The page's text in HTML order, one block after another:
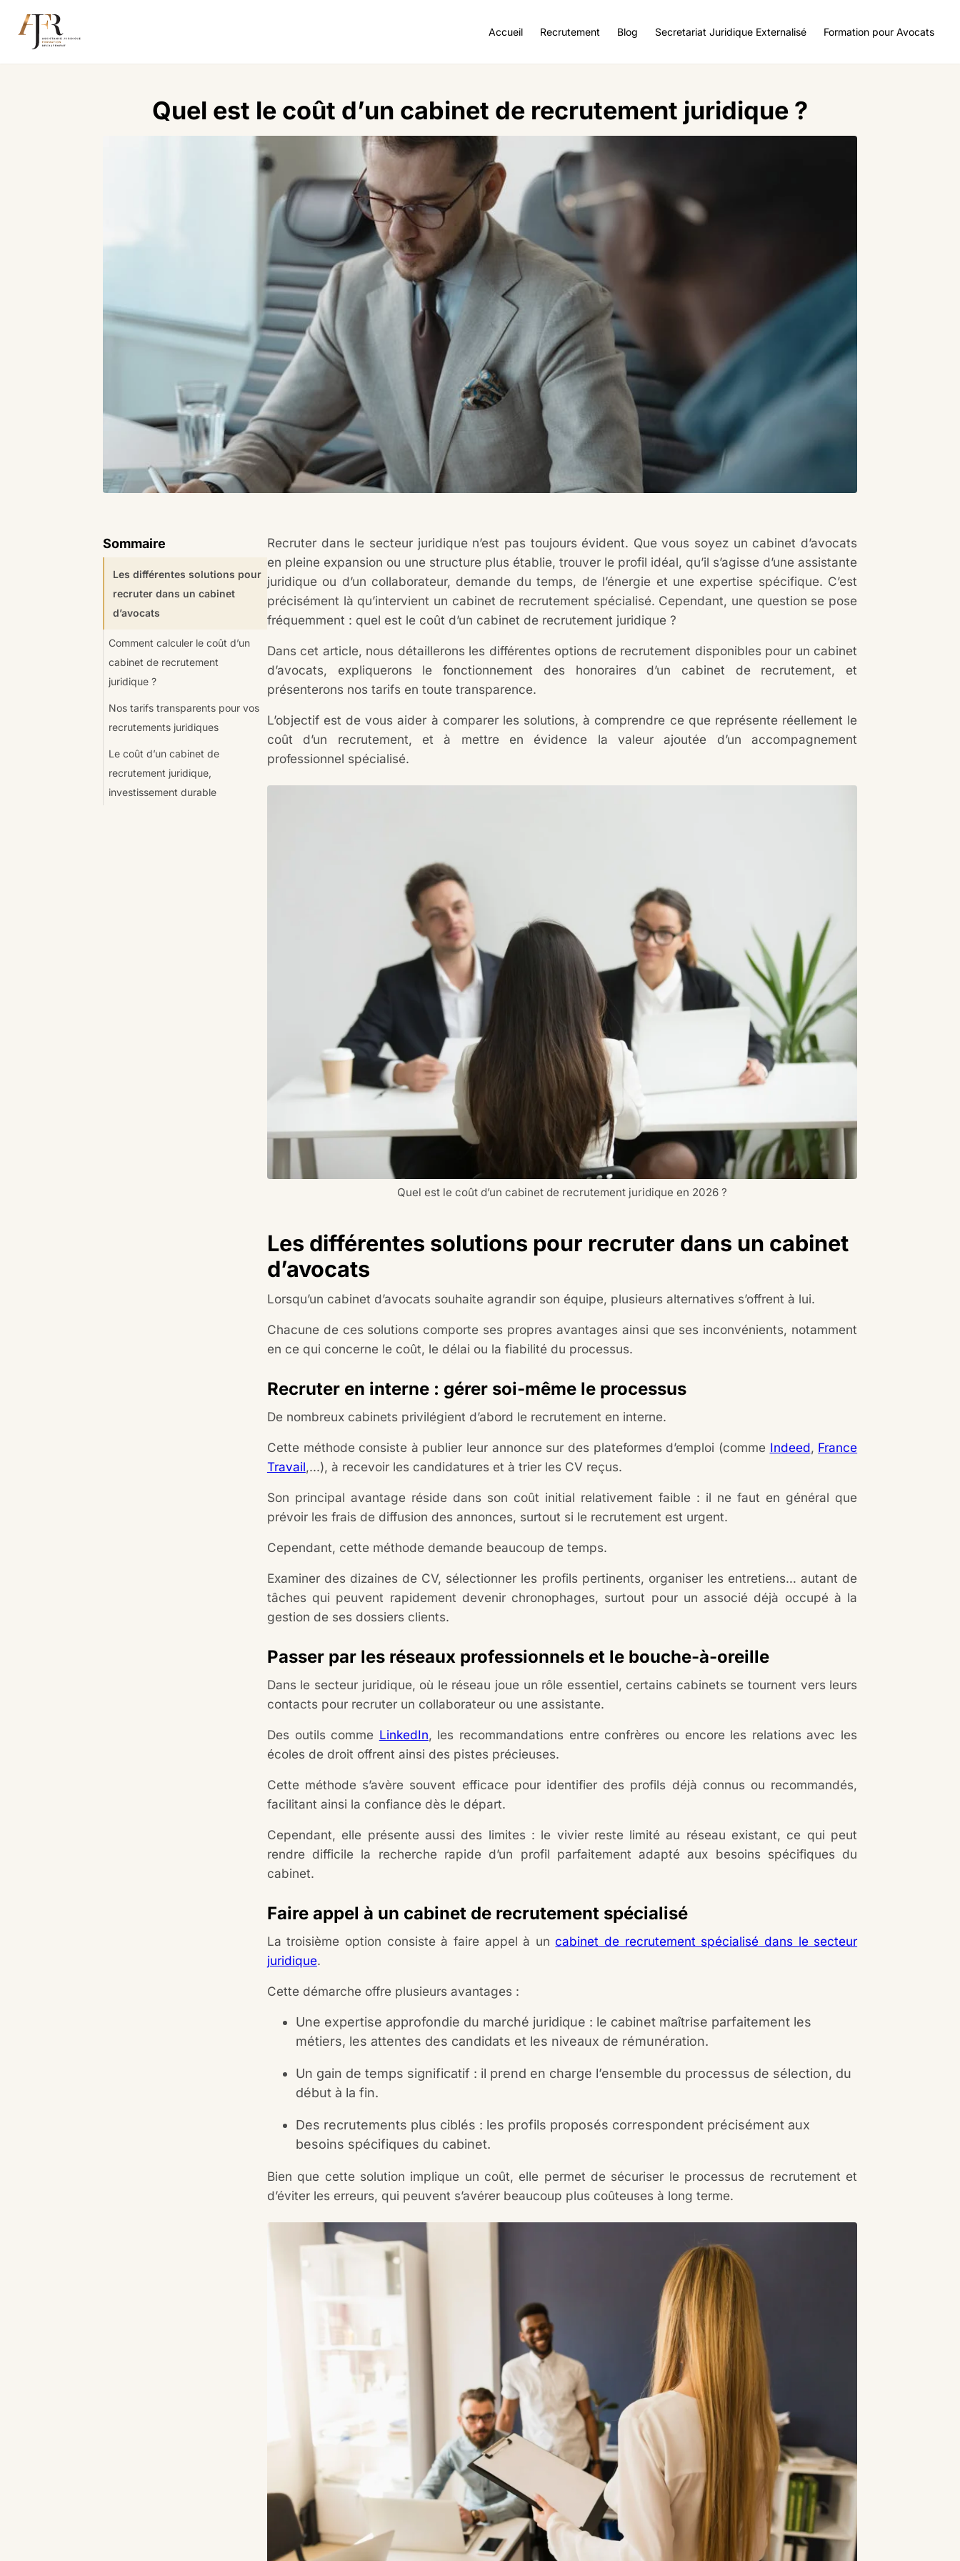
Accueil Recrutement Blog Secretariat Juridique Externalisé Formation pour Avocats
Quel est le coût d’un cabinet de recrutement juridique ?
Sommaire
Les différentes solutions pour
recruter dans un cabinet
d’avocats
Comment calculer le coût d’un
cabinet de recrutement
juridique ?
Nos tarifs transparents pour vos
recrutements juridiques
Le coût d’un cabinet de
recrutement juridique,
investissement durable
Recruter dans le secteur juridique n’est pas toujours évident. Que vous soyez un cabinet d’avocats
en pleine expansion ou une structure plus établie, trouver le profil idéal, qu’il s’agisse d’une assistante
juridique ou d’un collaborateur, demande du temps, de l’énergie et une expertise spécifique. C’est
précisément là qu’intervient un cabinet de recrutement spécialisé. Cependant, une question se pose
fréquemment : quel est le coût d’un cabinet de recrutement juridique ?
Dans cet article, nous détaillerons les différentes options de recrutement disponibles pour un cabinet
d’avocats, expliquerons le fonctionnement des honoraires d’un cabinet de recrutement, et
présenterons nos tarifs en toute transparence.
L’objectif est de vous aider à comparer les solutions, à comprendre ce que représente réellement le
coût d’un recrutement, et à mettre en évidence la valeur ajoutée d’un accompagnement
professionnel spécialisé.
Quel est le coût d’un cabinet de recrutement juridique en 2026 ?
Les différentes solutions pour recruter dans un cabinet
d’avocats
Lorsqu’un cabinet d’avocats souhaite agrandir son équipe, plusieurs alternatives s’offrent à lui.
Chacune de ces solutions comporte ses propres avantages ainsi que ses inconvénients, notamment
en ce qui concerne le coût, le délai ou la fiabilité du processus.
Recruter en interne : gérer soi-même le processus
De nombreux cabinets privilégient d’abord le recrutement en interne.
Cette méthode consiste à publier leur annonce sur des plateformes d’emploi (comme Indeed, France
Travail,...), à recevoir les candidatures et à trier les CV reçus.
Son principal avantage réside dans son coût initial relativement faible : il ne faut en général que
prévoir les frais de diffusion des annonces, surtout si le recrutement est urgent.
Cependant, cette méthode demande beaucoup de temps.
Examiner des dizaines de CV, sélectionner les profils pertinents, organiser les entretiens… autant de
tâches qui peuvent rapidement devenir chronophages, surtout pour un associé déjà occupé à la
gestion de ses dossiers clients.
Passer par les réseaux professionnels et le bouche-à-oreille
Dans le secteur juridique, où le réseau joue un rôle essentiel, certains cabinets se tournent vers leurs
contacts pour recruter un collaborateur ou une assistante.
Des outils comme LinkedIn, les recommandations entre confrères ou encore les relations avec les
écoles de droit offrent ainsi des pistes précieuses.
Cette méthode s’avère souvent efficace pour identifier des profils déjà connus ou recommandés,
facilitant ainsi la confiance dès le départ.
Cependant, elle présente aussi des limites : le vivier reste limité au réseau existant, ce qui peut
rendre difficile la recherche rapide d’un profil parfaitement adapté aux besoins spécifiques du
cabinet.
Faire appel à un cabinet de recrutement spécialisé
La troisième option consiste à faire appel à uncabinet de recrutement spécialisé dans le secteur
juridique.
Cette démarche offre plusieurs avantages :
Une expertise approfondie du marché juridique : le cabinet maîtrise parfaitement les
métiers, les attentes des candidats et les niveaux de rémunération.
Un gain de temps significatif : il prend en charge l’ensemble du processus de sélection, du
début à la fin.
Des recrutements plus ciblés : les profils proposés correspondent précisément aux
besoins spécifiques du cabinet.
Bien que cette solution implique un coût, elle permet de sécuriser le processus de recrutement et
d’éviter les erreurs, qui peuvent s’avérer beaucoup plus coûteuses à long terme.